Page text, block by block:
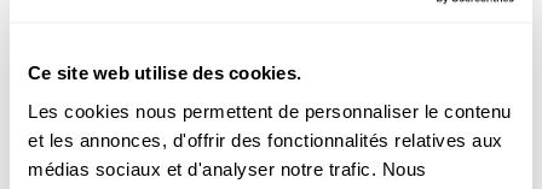
Ce site web utilise des cookies.
Les cookies nous permettent de personnaliser le contenu
et les annonces, d'offrir des fonctionnalités relatives aux
médias sociaux et d'analyser notre trafic. Nous
la Bourse de Luxembourg, le thème de la numérisation
des soins médicaux a été traité en collaboration avec la
Caisse Nationale de Santé. En 2021, un Financial
Inclusion Hackathon a eu lieu en ligne, en raison de la